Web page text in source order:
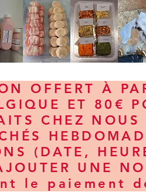
OFFERT À
ET 80€
CHEZ
(DATE,
UNE
le paiement